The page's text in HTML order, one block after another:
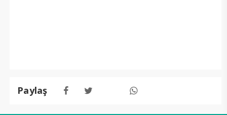
Paylaş